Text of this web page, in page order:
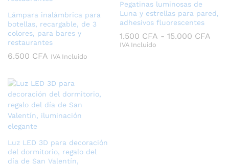
Lámpara inalámbrica para
botellas, recargable, de 3
colores, para bares y
restaurantes
6.500 CFA IVA Incluido
Pegatinas luminosas de
Luna y estrellas para pared,
adhesivos fluorescentes
1.500 CFA - 15.000 CFA
IVA Incluido
Luz LED 3D para decoración
del dormitorio, regalo del
día de San Valentín,